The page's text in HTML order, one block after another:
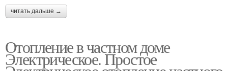
читать дальше →
Отопление в частном доме
Электрическое. Простое